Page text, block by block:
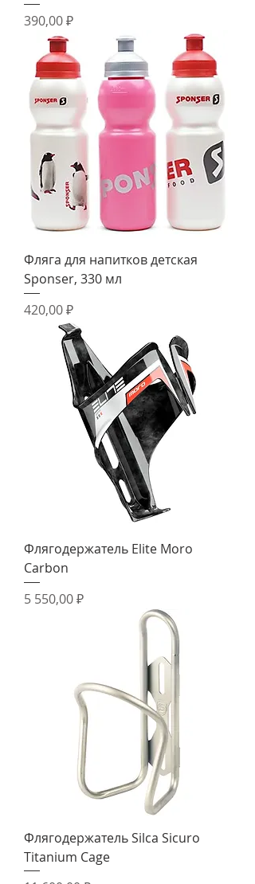
Цена
390,00 ₽
Фляга для напитков детская
Sponser, 330 мл
Цена
420,00 ₽
Флягодержатель Elite Moro
Carbon
Цена
5 550,00 ₽
Флягодержатель Silca Sicuro
Titanium Cage